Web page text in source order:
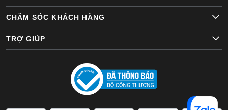
CHĂM SÓC KHÁCH HÀNG
TRỢ GIÚP